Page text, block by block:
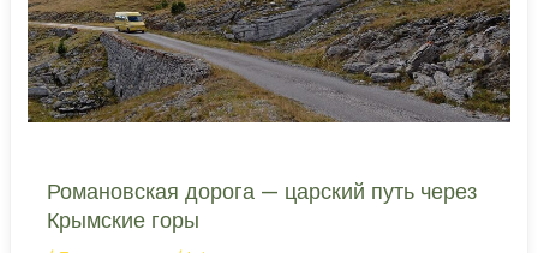
Романовская дорога — царский путь через
Крымские горы